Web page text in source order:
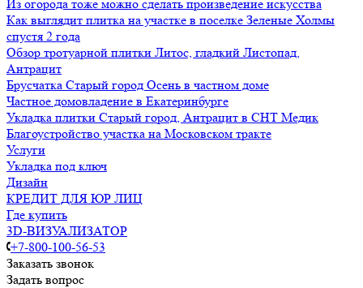
Из огорода тоже можно сделать произведение искусства
Как выглядит плитка на участке в поселке Зеленые Холмы
спустя 2 года
Обзор тротуарной плитки Литос, гладкий Листопад,
Антрацит
Брусчатка Старый город Осень в частном доме
Частное домовладение в Екатеринбурге
Укладка плитки Старый город, Антрацит в СНТ Медик
Благоустройство участка на Московском тракте
Услуги
Укладка под ключ
Дизайн
КРЕДИТ ДЛЯ ЮР ЛИЦ
Где купить
3D-ВИЗУАЛИЗАТОР
+7-800-100-56-53
Заказать звонок
Задать вопрос